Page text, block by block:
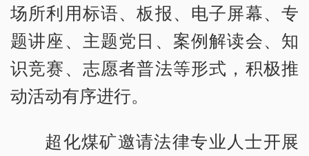
场所利用标语、板报、电子屏幕、专
题讲座、主题党日、案例解读会、知
识竞赛、志愿者普法等形式，积极推
动活动有序进行。
超化煤矿邀请法律专业人士开展